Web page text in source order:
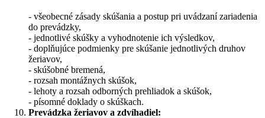
- všeobecné zásady skúšania a postup pri uvádzaní zariadenia
do prevádzky,
- jednotlivé skúšky a vyhodnotenie ich výsledkov,
- doplňujúce podmienky pre skúšanie jednotlivých druhov
žeriavov,
- skúšobné bremená,
- rozsah montážnych skúšok,
- lehoty a rozsah odborných prehliadok a skúšok,
- písomné doklady o skúškach.
Prevádzka žeriavov a zdvíhadiel: